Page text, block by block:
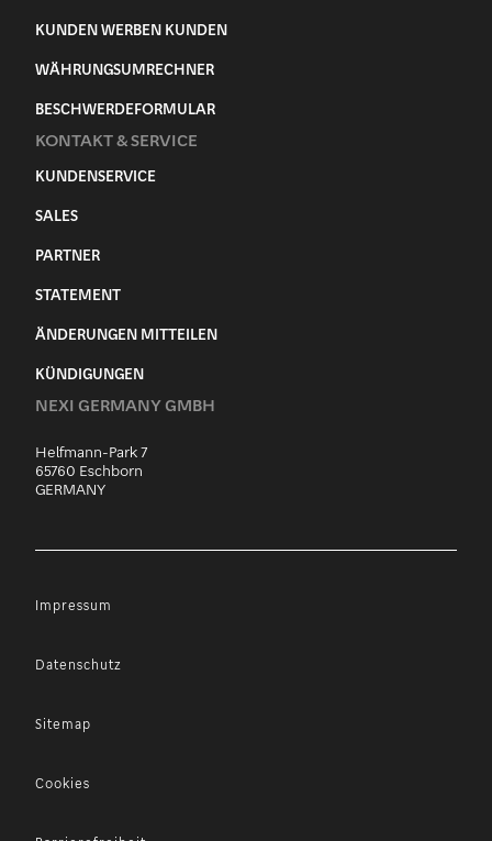
KUNDEN WERBEN KUNDEN
WÄHRUNGSUMRECHNER
BESCHWERDEFORMULAR
KONTAKT & SERVICE
KUNDENSERVICE
SALES
PARTNER
STATEMENT
ÄNDERUNGEN MITTEILEN
KÜNDIGUNGEN
NEXI GERMANY GMBH
Helfmann-Park 7
65760 Eschborn
GERMANY
Impressum
Datenschutz
Sitemap
Cookies